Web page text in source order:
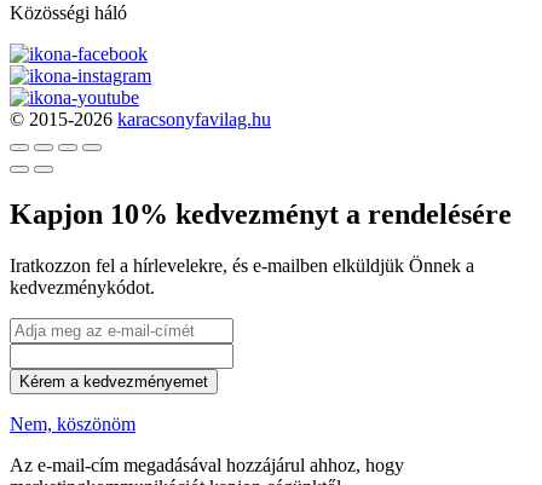
Közösségi háló
© 2015-2026 karacsonyfavilag.hu
Kapjon 10% kedvezményt a rendelésére
Iratkozzon fel a hírlevelekre, és e-mailben elküldjük Önnek a
kedvezménykódot.
Kérem a kedvezményemet
Nem, köszönöm
Az e-mail-cím megadásával hozzájárul ahhoz, hogy